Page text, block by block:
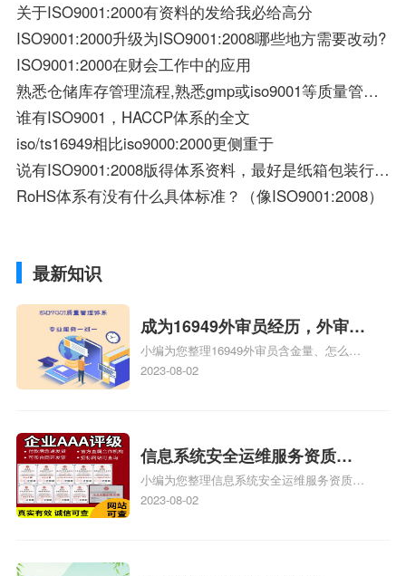
关于ISO9001:2000有资料的发给我必给高分
ISO9001:2000升级为ISO9001:2008哪些地方需要改动?
ISO9001:2000在财会工作中的应用
熟悉仓储库存管理流程,熟悉gmp或iso9001等质量管理体系,掌握进销存管理基本知
谁有ISO9001，HACCP体系的全文
iso/ts16949相比iso9000:2000更侧重于
说有ISO9001:2008版得体系资料，最好是纸箱包装行业的.... 感激不尽！
RoHS体系有没有什么具体标准？（像ISO9001:2008）
最新知识
成为16949外审员经历，外审员
16949
小编为您整理16949外审员含金量、怎么才
能成为注册的TS16949:2009的外审员、我
2023-08-02
信息系统安全运维服务资质二
级费用，信息系统安全运维服
务资质二级
小编为您整理信息系统安全运维服务资质认
证证书机构有哪些、安全运维服务资质的费
2023-08-02